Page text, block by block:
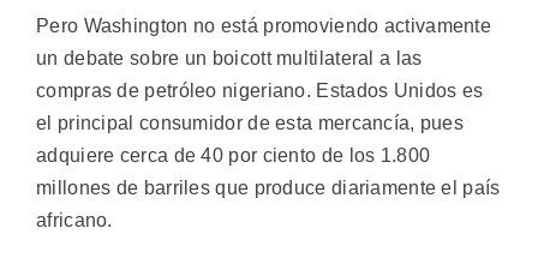
Pero Washington no está promoviendo activamente
un debate sobre un boicott multilateral a las
compras de petróleo nigeriano. Estados Unidos es
el principal consumidor de esta mercancía, pues
adquiere cerca de 40 por ciento de los 1.800
millones de barriles que produce diariamente el país
africano.